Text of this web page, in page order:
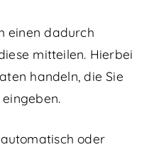
einen dadurch
mitteilen. Hierbei
handeln, die Sie
oder